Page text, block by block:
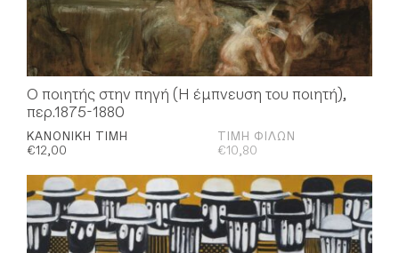
Ο ποιητής στην πηγή (Η έμπνευση του ποιητή),
περ.1875-1880
ΚΑΝΟΝΙΚΉ ΤΙΜΉ
€12,00
ΤΙΜΉ ΦΊΛΩΝ
€10,80